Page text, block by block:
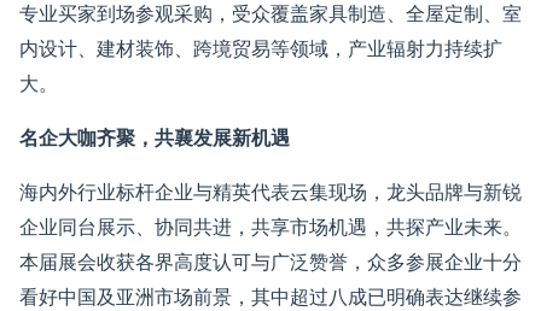
专业买家到场参观采购， 受众覆盖家具制造、全屋定制、室
内设计、建材装饰、跨境贸易等领域 ，产业辐射力持续扩
大。
名企大咖齐聚，共襄发展新机遇
海内外行业标杆企业与精英代表云集现场，龙头品牌与新锐
企业同台展示、 协同共进 ，共享市场机遇 ，共探产业未来。
本届展会收获各界高度认可与广泛赞誉，众多参展企业十分
看好中国及亚洲市场前景，其中超过八成已明确表达继续参